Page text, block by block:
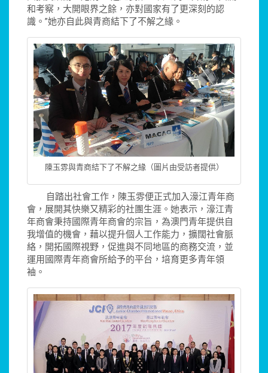
和考察，大開眼界之餘，亦對國家有了更深刻的認
識。”她亦自此與青商結下了不解之緣。
陳玉雰與青商結下了不解之緣（圖片由受訪者提供）
自踏出社會工作，陳玉雰便正式加入濠江青年商
會，展開其快樂又精彩的社團生涯。她表示，濠江青
年商會秉持國際青年商會的宗旨，為澳門青年提供自
我增值的機會，藉以提升個人工作能力，擴闊社會脈
絡，開拓國際視野，促進與不同地區的商務交流，並
運用國際青年商會所給予的平台，培育更多青年領
袖。